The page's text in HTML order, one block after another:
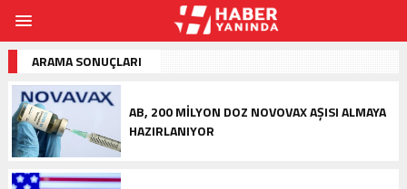
ARAMA SONUÇLARI
AB, 200 MILYON DOZ NOVOVAX AŞISI ALMAYA
HAZIRLANIYOR